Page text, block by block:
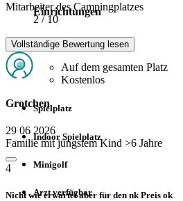
Einrichtungen
W-LAN
Auf dem gesamten Platz
Kostenlos
Spielplatz
Indoor Spielplatz
Minigolf
Arzt verfügbar
Mitarbeiter des Campingplatzes
2/ 10
Vollständige Bewertung lesen
Grotchen
29 06 2026
Familie mit jüngstem Kind >6 Jahre
4
Nicht wie erwartet aber für den nk Preis ok